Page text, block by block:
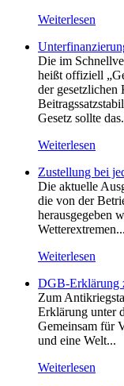
Weiterlesen
Die im
heißt offiziell
der
Gesetz sollte
Weiterlesen
Zustellung bei
Die aktuelle
die von der
herausgegeben
Weiterlesen
DGB-Erklärung
Zum
Erklärung unter
Gemeinsam für
und eine Welt...
Weiterlesen